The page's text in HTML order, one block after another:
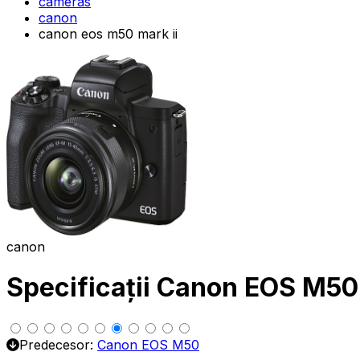
canon
canon eos m50 mark ii
canon
Specificații Canon EOS
Predecesor: Canon EOS M50